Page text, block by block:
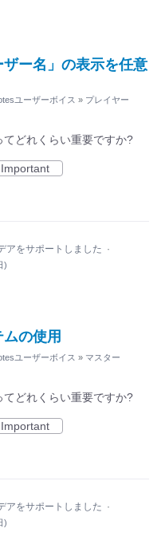
ー名」の表示を任意
ユーザーボイス » プレイヤー
てどれくらい重要ですか?
Important
アをサポートしました ·
)
の使用
ユーザーボイス » マスター
てどれくらい重要ですか?
Important
アをサポートしました ·
)